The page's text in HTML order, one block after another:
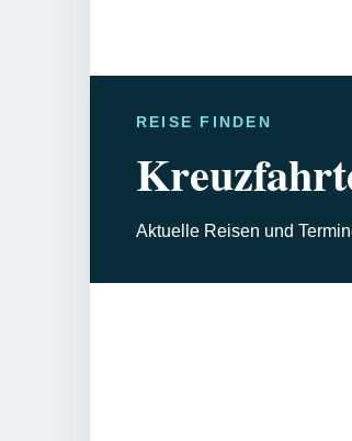
REISE FINDEN
Aktuelle Reisen und